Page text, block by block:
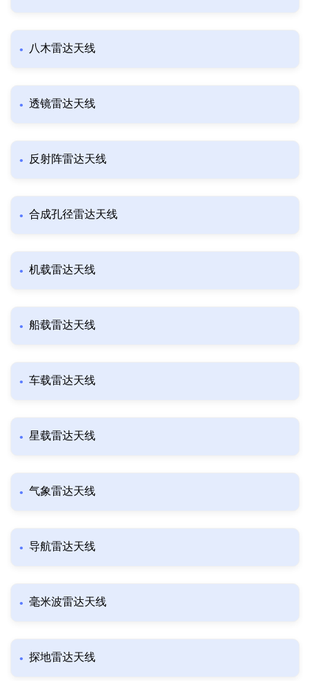
八木雷达天线
透镜雷达天线
反射阵雷达天线
合成孔径雷达天线
机载雷达天线
船载雷达天线
车载雷达天线
星载雷达天线
气象雷达天线
导航雷达天线
毫米波雷达天线
探地雷达天线